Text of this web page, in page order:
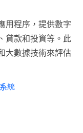
用程序，提供數字
貸款和投資等。此
大數據技術來評估
統